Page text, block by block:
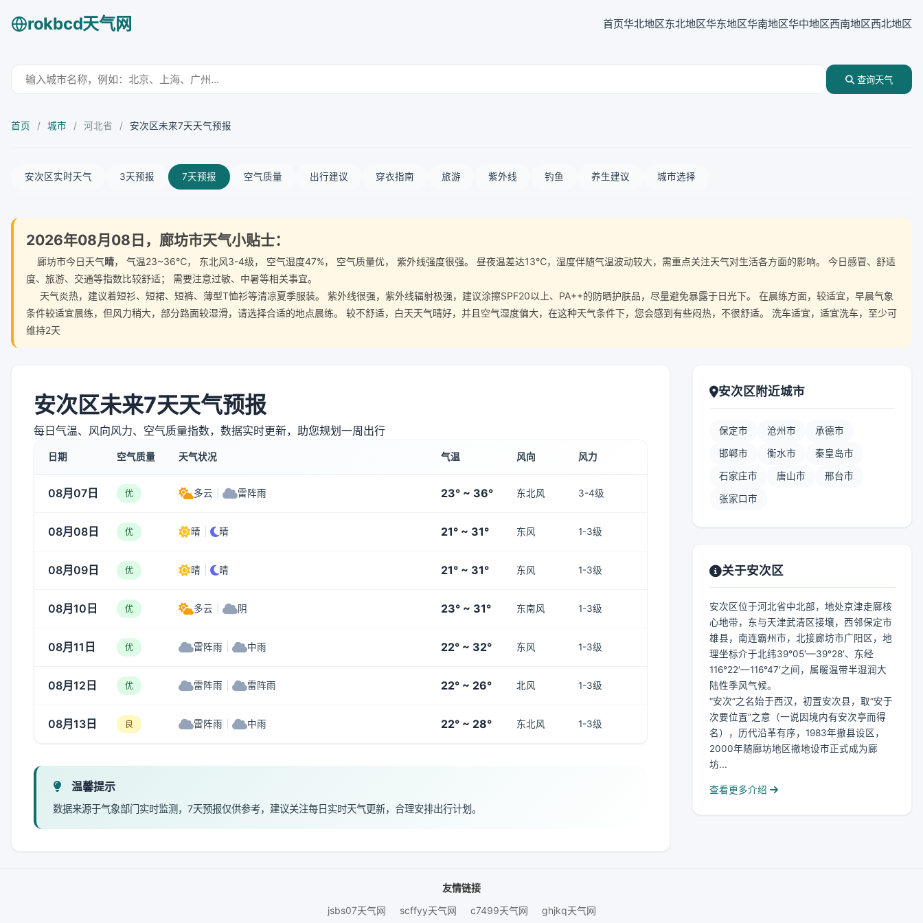
rokbcd天气网 首页华北地区东北地区华东地区华南地区华中地区西南地区西北地区
查询天气
首页 / 城市 / 河北省 / 安次区未来7天天气预报
安次区实时天气 3天预报 7天预报 空气质量 出行建议 穿衣指南 旅游 紫外线 钓鱼 养生建议 城市选择
2026年08月08日，廊坊市天气小贴士：
廊坊市今日天气晴， 气温23~36℃， 东北风3-4级， 空气湿度47%， 空气质量优， 紫外线强度很强。 昼夜温差达13℃，湿度伴随气温波动较大，需重点关注天气对生活各方面的影响。 今日感冒、舒适
度、旅游、交通等指数比较舒适； 需要注意过敏、中暑等相关事宜。
天气炎热，建议着短衫、短裙、短裤、薄型T恤衫等清凉夏季服装。 紫外线很强，紫外线辐射极强，建议涂擦SPF20以上、PA++的防晒护肤品，尽量避免暴露于日光下。 在晨练方面，较适宜，早晨气象
条件较适宜晨练，但风力稍大，部分路面较湿滑，请选择合适的地点晨练。 较不舒适，白天天气晴好，并且空气湿度偏大，在这种天气条件下，您会感到有些闷热，不很舒适。 洗车适宜，适宜洗车，至少可
维持2天
安次区未来7天天气预报
每日气温、风向风力、空气质量指数，数据实时更新，助您规划一周出行
日期 空气质量 天气状况 气温 风向 风力
08月07日 优 多云 雷阵雨 23° ~ 36° 东北风 3-4级
08月08日 优 晴 晴 21° ~ 31° 东风 1-3级
08月09日 优 晴 晴 21° ~ 31° 东风 1-3级
08月10日 优 多云 阴 23° ~ 31° 东南风 1-3级
08月11日 优 雷阵雨 中雨 22° ~ 32° 东风 1-3级
08月12日 优 雷阵雨 雷阵雨 22° ~ 26° 北风 1-3级
08月13日 良 雷阵雨 中雨 22° ~ 28° 东北风 1-3级
温馨提示
数据来源于气象部门实时监测，7天预报仅供参考，建议关注每日实时天气更新，合理安排出行计划。
安次区附近城市
保定市 沧州市 承德市
邯郸市 衡水市 秦皇岛市
石家庄市 唐山市 邢台市
张家口市
关于安次区
安次区位于河北省中北部，地处京津走廊核
心地带，东与天津武清区接壤，西邻保定市
雄县，南连霸州市，北接廊坊市广阳区，地
理坐标介于北纬39°05′—39°28′、东经
116°22′—116°47′之间，属暖温带半湿润大
陆性季风气候。
“安次”之名始于西汉，初置安次县，取“安于
次要位置”之意（一说因境内有安次亭而得
名），历代沿革有序，1983年撤县设区，
2000年随廊坊地区撤地设市正式成为廊
坊...
查看更多介绍
友情链接
jsbs07天气网
scffyy天气网 c7499天气网 ghjkq天气网